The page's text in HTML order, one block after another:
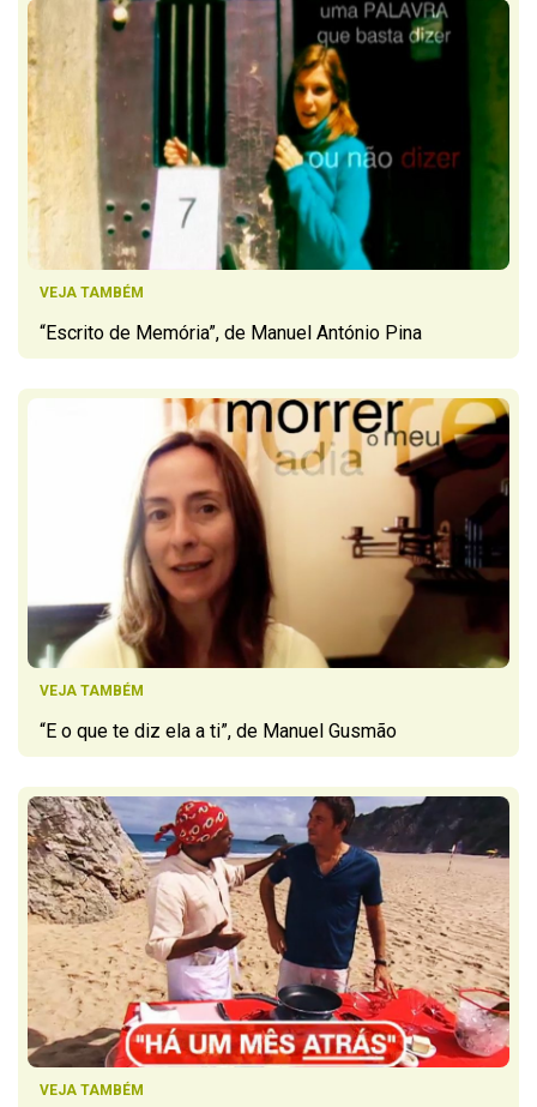
VEJA TAMBÉM
“Escrito de Memória”, de Manuel António Pina
VEJA TAMBÉM
“E o que te diz ela a ti”, de Manuel Gusmão
VEJA TAMBÉM